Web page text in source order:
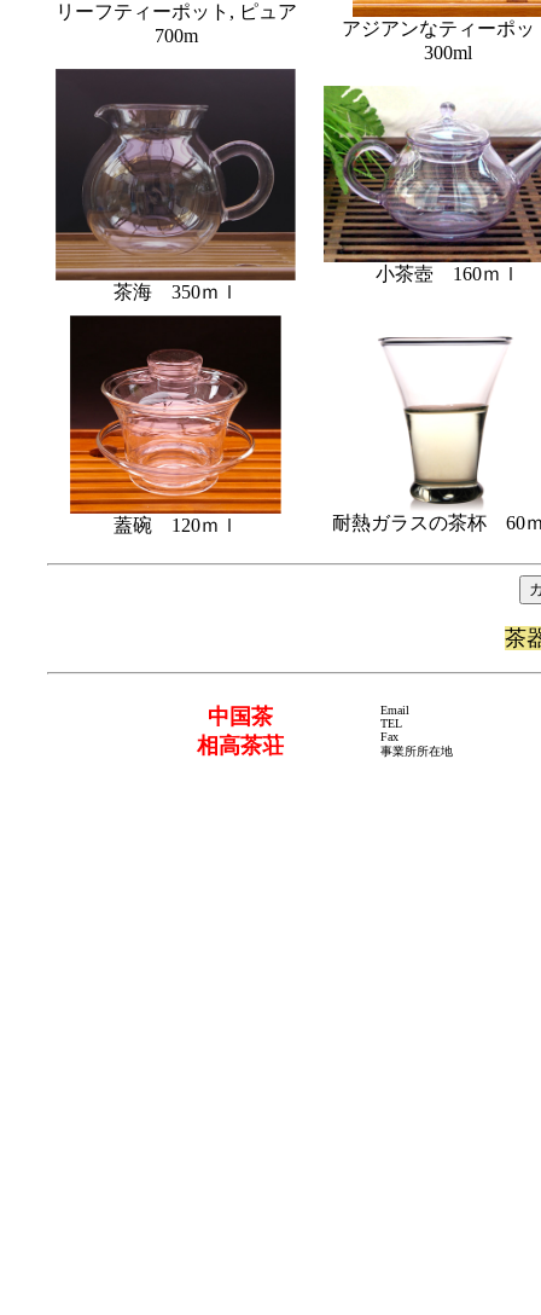
リーフティーポット, ピュア
700m
アジアンなティーポッ
300ml
茶海 350ｍｌ
小茶壺 160ｍｌ
蓋碗 120ｍｌ 耐熱ガラスの茶杯 60
茶
中国茶
相高茶荘
Email
TEL
Fax
事業所所在地